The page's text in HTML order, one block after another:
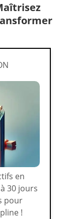
en
30 jours
pour
!